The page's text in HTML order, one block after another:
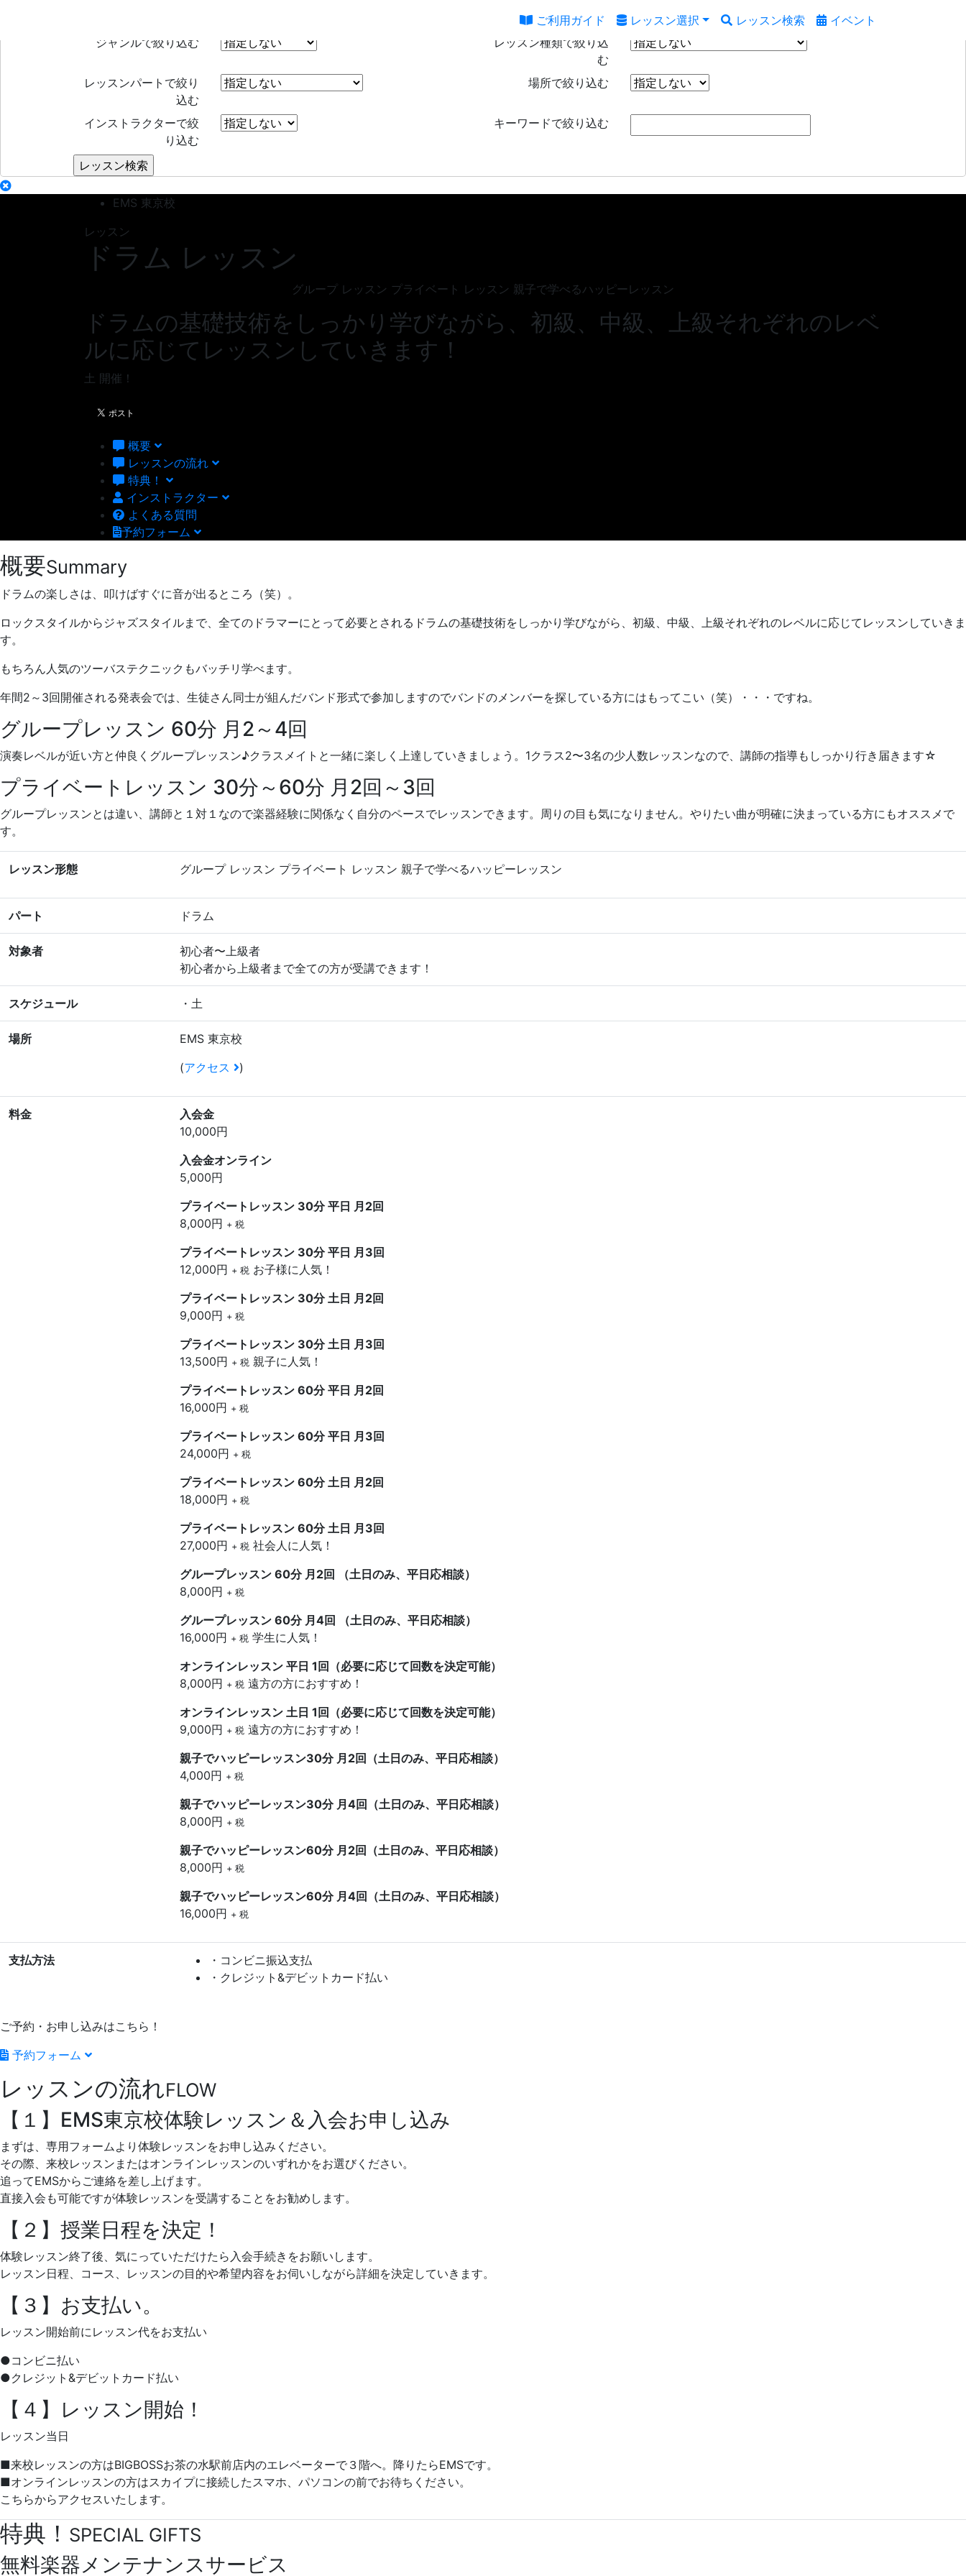
ジャンルで絞り込む
レッスン種類で絞り込
む
レッスンパートで絞り
込む
場所で絞り込む
インストラクターで絞
り込む
キーワードで絞り込む
ご利用ガイド レッスン選択 レッスン検索 イベント
EMS 東京校
レッスン
ドラム レッスン
グループ レッスン プライベート レッスン 親子で学べるハッピーレッスン
ドラムの基礎技術をしっかり学びながら、初級、中級、上級それぞれのレベ
ルに応じてレッスンしていきます！
土 開催！
概要
レッスンの流れ
特典！
インストラクター
よくある質問
予約フォーム
概要Summary
ドラムの楽しさは、叩けばすぐに音が出るところ（笑）。
ロックスタイルからジャズスタイルまで、全てのドラマーにとって必要とされるドラムの基礎技術をしっかり学びながら、初級、中級、上級それぞれのレベルに応じてレッスンしていきま
す。
もちろん人気のツーバステクニックもバッチリ学べます。
年間2～3回開催される発表会では、生徒さん同士が組んだバンド形式で参加しますのでバンドのメンバーを探している方にはもってこい（笑）・・・ですね。
グループレッスン 60分 月2～4回
演奏レベルが近い方と仲良くグループレッスン♪クラスメイトと一緒に楽しく上達していきましょう。1クラス2〜3名の少人数レッスンなので、講師の指導もしっかり行き届きます☆
プライベートレッスン 30分～60分 月2回～3回
グループレッスンとは違い、講師と１対１なので楽器経験に関係なく自分のペースでレッスンできます。周りの目も気になりません。やりたい曲が明確に決まっている方にもオススメで
す。
レッスン形態 グループ レッスン プライベート レッスン 親子で学べるハッピーレッスン
パート ドラム
対象者
初心者〜上級者
初心者から上級者まで全ての方が受講できます！
スケジュール ・土
場所
EMS 東京校
(アクセス )
料金
入会金
10,000円
入会金オンライン
5,000円
プライベートレッスン 30分 平日 月2回
8,000円 + 税
プライベートレッスン 30分 平日 月3回
12,000円 + 税 お子様に人気！
プライベートレッスン 30分 土日 月2回
9,000円 + 税
プライベートレッスン 30分 土日 月3回
13,500円 + 税 親子に人気！
プライベートレッスン 60分 平日 月2回
16,000円 + 税
プライベートレッスン 60分 平日 月3回
24,000円 + 税
プライベートレッスン 60分 土日 月2回
18,000円 + 税
プライベートレッスン 60分 土日 月3回
27,000円 + 税 社会人に人気！
グループレッスン 60分 月2回 （土日のみ、平日応相談）
8,000円 + 税
グループレッスン 60分 月4回 （土日のみ、平日応相談）
16,000円 + 税 学生に人気！
オンラインレッスン 平日 1回（必要に応じて回数を決定可能）
8,000円 + 税 遠方の方におすすめ！
オンラインレッスン 土日 1回（必要に応じて回数を決定可能）
9,000円 + 税 遠方の方におすすめ！
親子でハッピーレッスン30分 月2回（土日のみ、平日応相談）
4,000円 + 税
親子でハッピーレッスン30分 月4回（土日のみ、平日応相談）
8,000円 + 税
親子でハッピーレッスン60分 月2回（土日のみ、平日応相談）
8,000円 + 税
親子でハッピーレッスン60分 月4回（土日のみ、平日応相談）
16,000円 + 税
支払方法
・コンビニ振込支払
・クレジット&デビットカード払い
ご予約・お申し込みはこちら！
予約フォーム
レッスンの流れFLOW
【１】EMS東京校体験レッスン＆入会お申し込み
まずは、専用フォームより体験レッスンをお申し込みください。
その際、来校レッスンまたはオンラインレッスンのいずれかをお選びください。
追ってEMSからご連絡を差し上げます。
直接入会も可能ですが体験レッスンを受講することをお勧めします。
【２】授業日程を決定！
体験レッスン終了後、気にっていただけたら入会手続きをお願いします。
レッスン日程、コース、レッスンの目的や希望内容をお伺いしながら詳細を決定していきます。
【３】お支払い。
レッスン開始前にレッスン代をお支払い
●コンビニ払い
●クレジット&デビットカード払い
【４】レッスン開始！
レッスン当日
■来校レッスンの方はBIGBOSSお茶の水駅前店内のエレベーターで３階へ。降りたらEMSです。
■オンラインレッスンの方はスカイプに接続したスマホ、パソコンの前でお待ちください。
こちらからアクセスいたします。
特典！ SPECIAL GIFTS
無料楽器メンテナンスサービス